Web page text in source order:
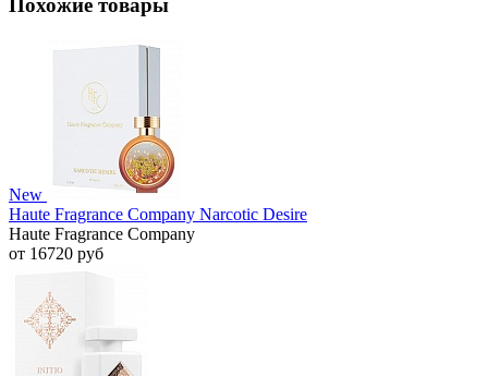
New
Haute Fragrance Company Narcotic Desire
Haute Fragrance Company
от 16720 руб